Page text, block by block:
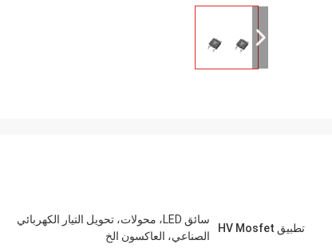
تطبيق HV Mosfet
سائق LED، محولات، تحويل التيار الكهربائي
الصناعي، العاكسون الخ